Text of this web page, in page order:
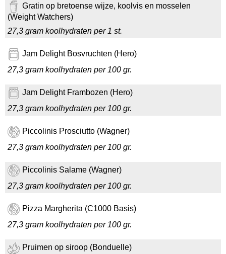
Gratin op bretoense wijze, koolvis en mosselen
(Weight Watchers)
27,3 gram koolhydraten per 1 st.
Jam Delight Bosvruchten (Hero)
27,3 gram koolhydraten per 100 gr.
Jam Delight Frambozen (Hero)
27,3 gram koolhydraten per 100 gr.
Piccolinis Prosciutto (Wagner)
27,3 gram koolhydraten per 100 gr.
Piccolinis Salame (Wagner)
27,3 gram koolhydraten per 100 gr.
Pizza Margherita (C1000 Basis)
27,3 gram koolhydraten per 100 gr.
Pruimen op siroop (Bonduelle)